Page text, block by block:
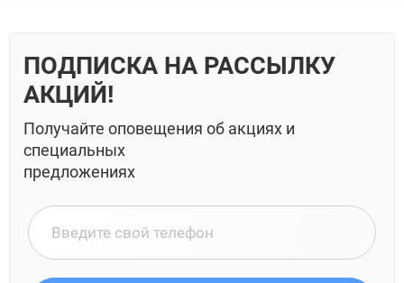
ПОДПИСКА НА РАССЫЛКУ
АКЦИЙ!
Получайте оповещения об акциях и
специальных
предложениях